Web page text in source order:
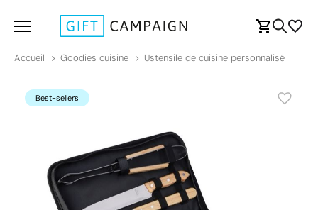
Accueil Goodies cuisine Ustensile de cuisine personnalisé
Best-sellers